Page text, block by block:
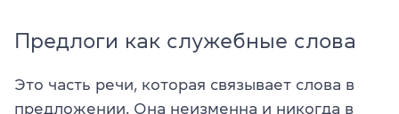
Предлоги как служебные слова
Это часть речи, которая связывает слова в
предложении. Она неизменна и никогда в